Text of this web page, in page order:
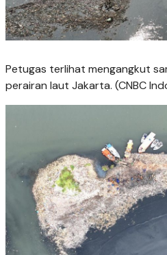
Petugas terlihat mengangkut
perairan laut Jakarta. (CNBC